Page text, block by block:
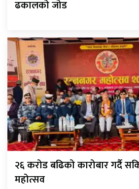
ढकालको जोड
२६ करोड बढिको कारोबार गर्दै
महोत्सव